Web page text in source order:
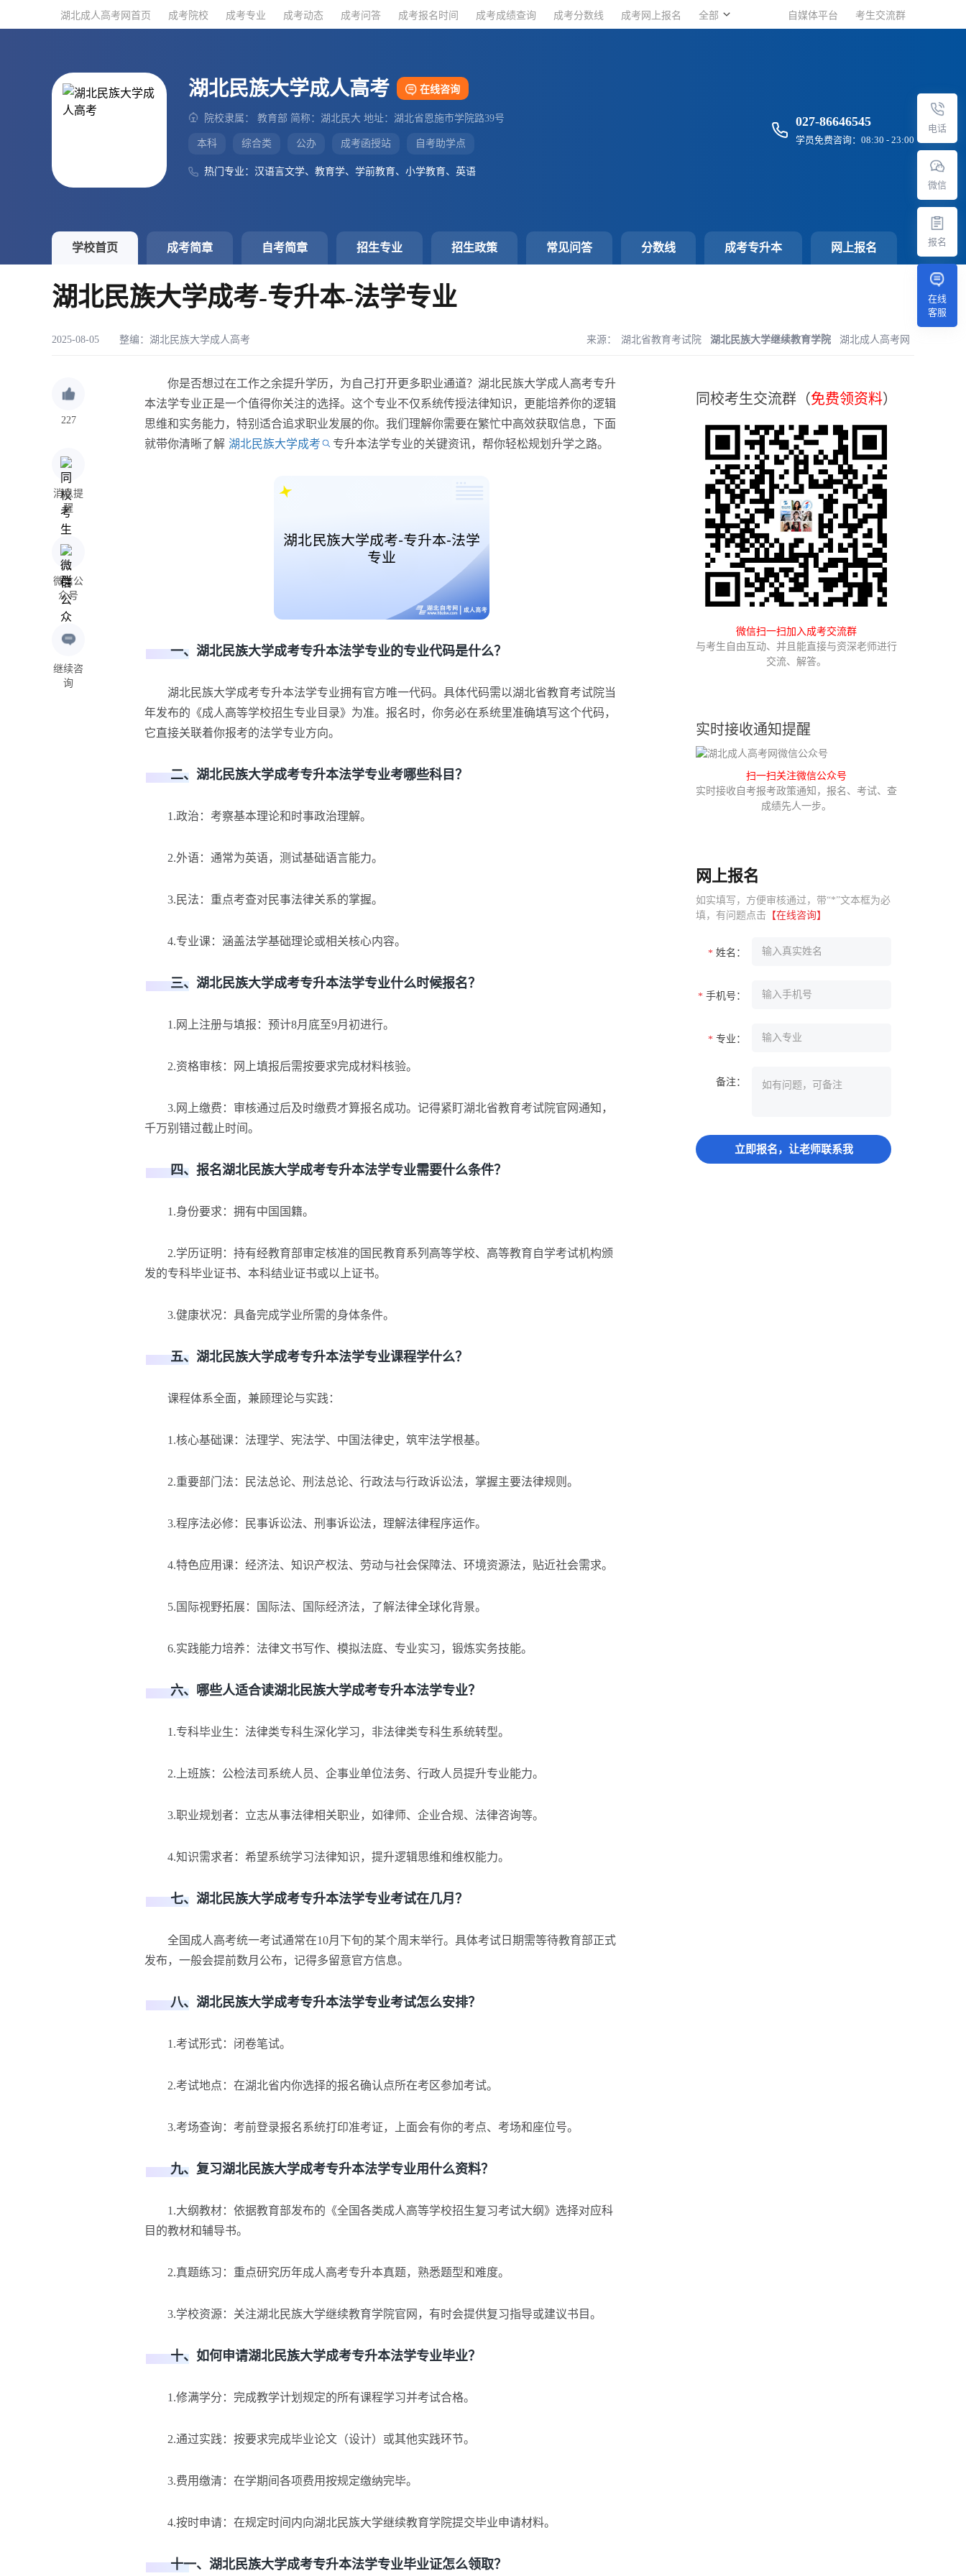
湖北成人高考网首页 成考院校 成考专业 成考动态 成考问答 成考报名时间 成考成绩查询 成考分数线 成考网上报名 全部 自媒体平台 考生交流群
湖北民族大学成人高考 在线咨询
院校隶属： 教育部 简称：湖北民大 地址：湖北省恩施市学院路39号
本科 综合类 公办 成考函授站 自考助学点
热门专业：汉语言文学、教育学、学前教育、小学教育、英语
027-86646545
学员免费咨询：08:30 - 23:00
学校首页 成考简章 自考简章 招生专业 招生政策 常见问答 分数线 成考专升本 网上报名
电话
微信
报名
在线
客服
湖北民族大学成考-专升本-法学专业
2025-08-05 整编： 湖北民族大学成人高考 来源： 湖北省教育考试院 湖北民族大学继续教育学院 湖北成人高考网
227
消息提
醒
微信公
众号
继续咨
询
你是否想过在工作之余提升学历，为自己打开更多职业通道？湖北民族大学成人高考专升
本法学专业正是一个值得你关注的选择。这个专业不仅系统传授法律知识，更能培养你的逻辑
思维和实务能力，特别适合追求职业发展的你。我们理解你需要在繁忙中高效获取信息，下面
就带你清晰了解 湖北民族大学成考 专升本法学专业的关键资讯，帮你轻松规划升学之路。
一、湖北民族大学成考专升本法学专业的专业代码是什么？
湖北民族大学成考专升本法学专业拥有官方唯一代码。具体代码需以湖北省教育考试院当
年发布的《成人高等学校招生专业目录》为准。报名时，你务必在系统里准确填写这个代码，
它直接关联着你报考的法学专业方向。
二、湖北民族大学成考专升本法学专业考哪些科目？
1.政治：考察基本理论和时事政治理解。
2.外语：通常为英语，测试基础语言能力。
3.民法：重点考查对民事法律关系的掌握。
4.专业课：涵盖法学基础理论或相关核心内容。
三、湖北民族大学成考专升本法学专业什么时候报名？
1.网上注册与填报：预计8月底至9月初进行。
2.资格审核：网上填报后需按要求完成材料核验。
3.网上缴费：审核通过后及时缴费才算报名成功。记得紧盯湖北省教育考试院官网通知，
千万别错过截止时间。
四、报名湖北民族大学成考专升本法学专业需要什么条件？
1.身份要求：拥有中国国籍。
2.学历证明：持有经教育部审定核准的国民教育系列高等学校、高等教育自学考试机构颁
发的专科毕业证书、本科结业证书或以上证书。
3.健康状况：具备完成学业所需的身体条件。
五、湖北民族大学成考专升本法学专业课程学什么？
课程体系全面，兼顾理论与实践：
1.核心基础课：法理学、宪法学、中国法律史，筑牢法学根基。
2.重要部门法：民法总论、刑法总论、行政法与行政诉讼法，掌握主要法律规则。
3.程序法必修：民事诉讼法、刑事诉讼法，理解法律程序运作。
4.特色应用课：经济法、知识产权法、劳动与社会保障法、环境资源法，贴近社会需求。
5.国际视野拓展：国际法、国际经济法，了解法律全球化背景。
6.实践能力培养：法律文书写作、模拟法庭、专业实习，锻炼实务技能。
六、哪些人适合读湖北民族大学成考专升本法学专业？
1.专科毕业生：法律类专科生深化学习，非法律类专科生系统转型。
2.上班族：公检法司系统人员、企事业单位法务、行政人员提升专业能力。
3.职业规划者：立志从事法律相关职业，如律师、企业合规、法律咨询等。
4.知识需求者：希望系统学习法律知识，提升逻辑思维和维权能力。
七、湖北民族大学成考专升本法学专业考试在几月？
全国成人高考统一考试通常在10月下旬的某个周末举行。具体考试日期需等待教育部正式
发布，一般会提前数月公布，记得多留意官方信息。
八、湖北民族大学成考专升本法学专业考试怎么安排？
1.考试形式：闭卷笔试。
2.考试地点：在湖北省内你选择的报名确认点所在考区参加考试。
3.考场查询：考前登录报名系统打印准考证，上面会有你的考点、考场和座位号。
九、复习湖北民族大学成考专升本法学专业用什么资料？
1.大纲教材：依据教育部发布的《全国各类成人高等学校招生复习考试大纲》选择对应科
目的教材和辅导书。
2.真题练习：重点研究历年成人高考专升本真题，熟悉题型和难度。
3.学校资源：关注湖北民族大学继续教育学院官网，有时会提供复习指导或建议书目。
十、如何申请湖北民族大学成考专升本法学专业毕业？
1.修满学分：完成教学计划规定的所有课程学习并考试合格。
2.通过实践：按要求完成毕业论文（设计）或其他实践环节。
3.费用缴清：在学期间各项费用按规定缴纳完毕。
4.按时申请：在规定时间内向湖北民族大学继续教育学院提交毕业申请材料。
十一、湖北民族大学成考专升本法学专业毕业证怎么领取？
同校考生交流群（免费领资料）
微信扫一扫加入成考交流群
与考生自由互动、并且能直接与资深老师进行
交流、解答。
湖北成人高考网首页 成考院校 成考专业 成考动态 成考问答 成考报名时间 成考成绩查询 成考分数线 成考网上报名 全部 自媒体平台 考生交流群
实时接收通知提醒
扫一扫关注微信公众号
实时接收自考报考政策通知，报名、考试、查
成绩先人一步。
网上报名
如实填写，方便审核通过，带“*”文本框为必
填，有问题点击 【在线咨询】
* 姓名：
* 手机号：
* 专业：
备注：